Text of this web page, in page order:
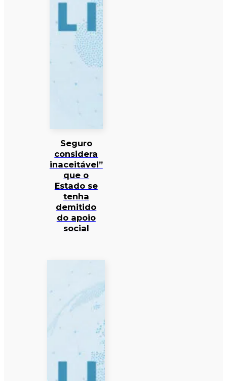
Seguro
considera
inaceitável”
que o
Estado se
tenha
demitido
do apoio
social